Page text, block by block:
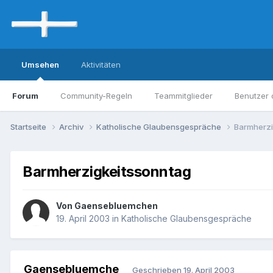
Umsehen
Forum Community-Regeln Teammitglieder Benutzer
Aktivitäten
Startseite Archiv Katholische Glaubensgespräche
Barmherzigkeitssonntag
Von Gaensebluemchen
19. April 2003 in Katholische Glaubensgespräche
Gaensebluemche
Geschrieben 19. April 2003